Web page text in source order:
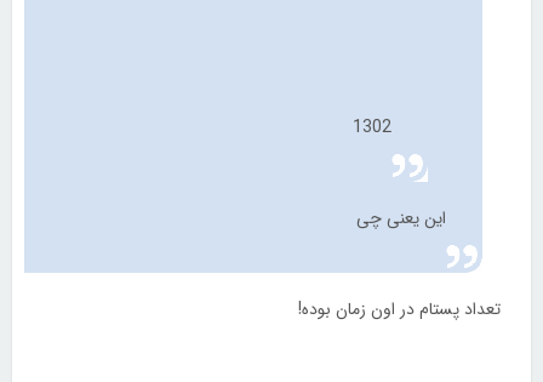
1302
این یعنی چی
تعداد پستام در اون زمان بوده!